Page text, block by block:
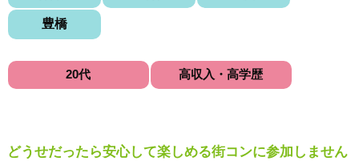
豊橋
20代 高収入・高学歴
どうせだったら安心して楽しめる街コンに参加しません